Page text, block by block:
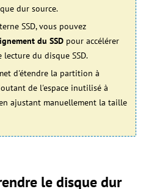
dur source.
SSD, vous pouvez
du SSD pour accélérer
du disque SSD.
d'étendre la partition à
de l'espace inutilisé à
ajustant manuellement la taille
le disque dur